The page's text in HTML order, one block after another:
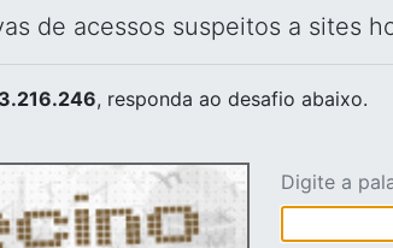
de acessos suspeitos a sites
, responda ao desafio abaixo.
Digite a